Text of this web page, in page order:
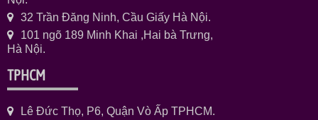
32 Trần Đăng Ninh, Cầu Giấy Hà Nội.
101 ngõ 189 Minh Khai ,Hai bà Trưng,
Hà Nội.
TPHCM
Lê Đức Thọ, P6, Quận Vò Ấp TPHCM.